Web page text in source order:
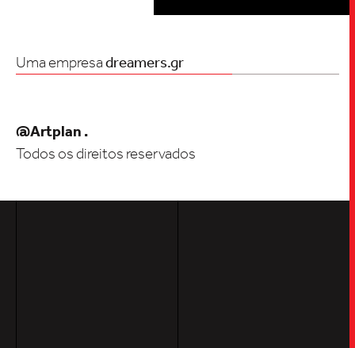
Uma empresadreamers.gr
@Artplan .
Todos os direitos reservados